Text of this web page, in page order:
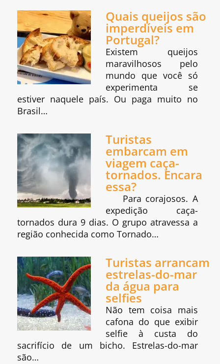
Quais queijos são
imperdíveis em
Portugal?
Existem queijos
maravilhosos pelo
mundo que você só
experimenta se
estiver naquele país. Ou paga muito no
Brasil…
Turistas
embarcam em
viagem caça-
tornados. Encara
essa?
Para corajosos. A
expedição caça-
tornados dura 9 dias. O grupo atravessa a
região conhecida como Tornado…
Turistas arrancam
estrelas-do-mar
da água para
selfies
Não tem coisa mais
cafona do que exibir
selfie à custa do
sacrifício de um bicho. Estrelas-do-mar
são…